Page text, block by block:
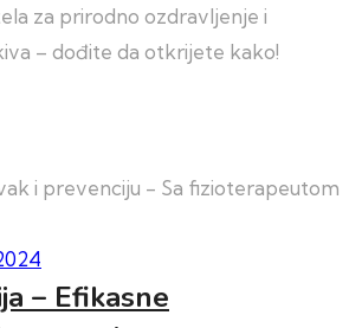
za prirodno ozdravljenje i
– dođite da otkrijete kako!
– Efikasne